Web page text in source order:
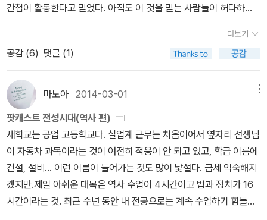
기 때문에 순서가 오락가락한 감은 있고, 20대 초의 청년 시절이기
로운 기록이다.강신항보다 5년 연하인 유종호도 육이오 당시 미군 부
대에서 사환으로 일했던 경험을 <그 겨울 그리고 가을>이라는 회고
록에서 서술한 바 있었다. 나귀님은 어린 시절 받은 반공 교육에 대한
반발심 때문인지 성인이 되어서는 육이오 관련 서적을 의도적으로 거
들떠보지도 않았는데, 나중에 다시 보니 극한 상황 속에서 벌어졌던
놀라운 이야기가 많아서 신기했다.예를 들어 지금 세대는 영화 <기생
충>의 '한 지붕 세 가족'(?) 설정을 기발하다고 여길지 모르겠지만,
포탄이 날아다니고 시체가 널렸던 시절의 현실은 상상을 거뜬히 능가
한다. 나영균의 회고에 따르면 육이오 당시에 갑자기 인민군이 집을
간첩이 활동한다고 믿었다. 아직도 이 것을 믿는 사람들이 허다하
을 재구성하는 단계에서 새누리당과 그 배후 세력을 알게 되었다. 귀
가 있어도 듣지 못했고, 눈이 있어도 보지 못했던 40여년의 망각의
세월이 아쉽고 한스럽다. 다행히 세월호로 인하여 우파에서 좌파로
급변화되었고, 내 스스로 배후세력이 아닌 친일파와 친미파 타도를
외치게 되었다. 억울하게 죽어간 수많은 민간인들과 아무런 말도 못
하고 고통의 삶을 살아온 불쌍한 사람들의 눈물을 이제야 보게 되었
다. 가만있지 않으련다. 역사를 다시 읽을 것이며, 새로 쓸 것이다.
더보기
공감 (6) 댓글 (1)
마노아2014-03-01
팟캐스트 전성시대(역사 편)
새학교는 공업 고등학교다. 실업계 근무는 처음이어서 옆자리 선생님
이 자동차 과목이라는 것이 여전히 적응이 안 되고 있고, 학급 이름에
건설, 설비... 이런 이름이 들어가는 것도 많이 낯설다. 금세 익숙해지
겠지만.제일 아쉬운 대목은 역사 수업이 4시간이고 법과 정치가 16
시간이라는 것. 최근 수년 동안 내 전공으로는 계속 수업하기 힘들었